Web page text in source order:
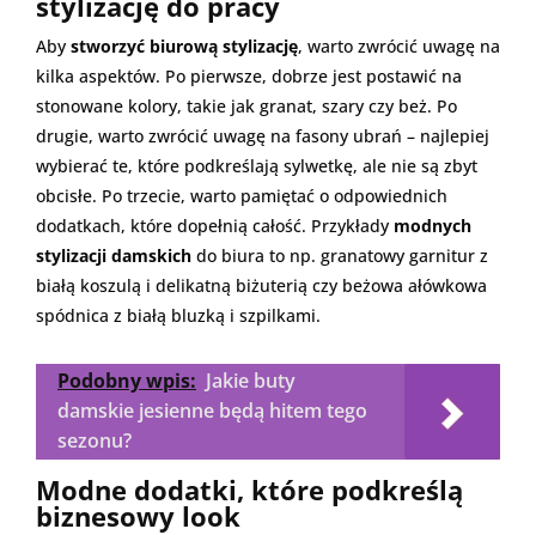
Aby stworzyć biurową stylizację, warto zwrócić uwagę na
kilka aspektów. Po pierwsze, dobrze jest postawić na
stonowane kolory, takie jak granat, szary czy beż. Po
drugie, warto zwrócić uwagę na fasony ubrań – najlepiej
wybierać te, które podkreślają sylwetkę, ale nie są zbyt
obcisłe. Po trzecie, warto pamiętać o odpowiednich
dodatkach, które dopełnią całość. Przykłady modnych
stylizacji damskich do biura to np. granatowy garnitur z
białą koszulą i delikatną biżuterią czy beżowa ałówkowa
spódnica z białą bluzką i szpilkami.
Podobny wpis: Jakie buty
damskie jesienne będą hitem tego
sezonu?
Modne dodatki, które podkreślą
biznesowy look